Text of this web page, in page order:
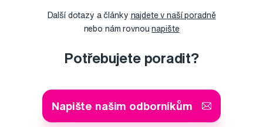
Další dotazy a články najdete v naší poradně
nebo nám rovnounapište
Potřebujete poradit?
Napište našim odborníkům